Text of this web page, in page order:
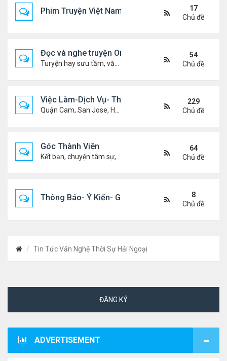
Phim Truyện Việt Nam Online
17
Chủ đề
Đọc và nghe truyện Online
54
Chủ đề
Việc Làm-Dịch Vụ- Thuê Nhà
229
Chủ đề
Góc Thành Viên
64
Chủ đề
Thông Báo- Ý Kiến- Góp Ý- Liên Lạc
8
Chủ đề
Tin Tức Văn Nghệ Thời Sự Hải Ngoại
ĐĂNG KÝ
ADVERTISEMENT